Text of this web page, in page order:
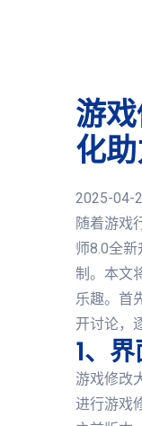
游
化
2025-04-
随着游戏
师8.0全
制。本文
乐趣。首
开讨论，
1、
游戏修改
进行游戏